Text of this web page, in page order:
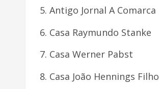
Antigo Jornal A Comarca
Casa Raymundo Stanke
Casa Werner Pabst
Casa João Hennings Filho